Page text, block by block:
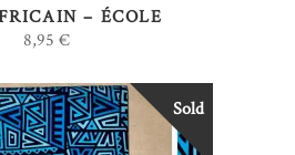
sur
– ÉCOLE
8,95 €
Sold